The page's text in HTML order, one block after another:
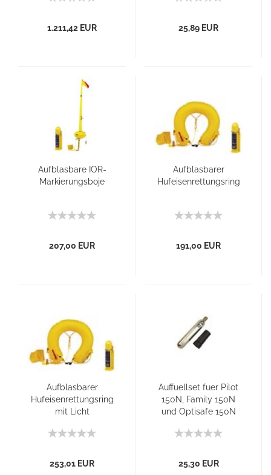
1.211,42 EUR 25,89 EUR
Aufblasbare IOR-
Markierungsboje
207,00 EUR
Aufblasbarer
Hufeisenrettungsring
191,00 EUR
Aufblasbarer
Hufeisenrettungsring
mit Licht
253,01 EUR
Auffuellset fuer Pilot
150N, Family 150N
und Optisafe 150N
25,30 EUR